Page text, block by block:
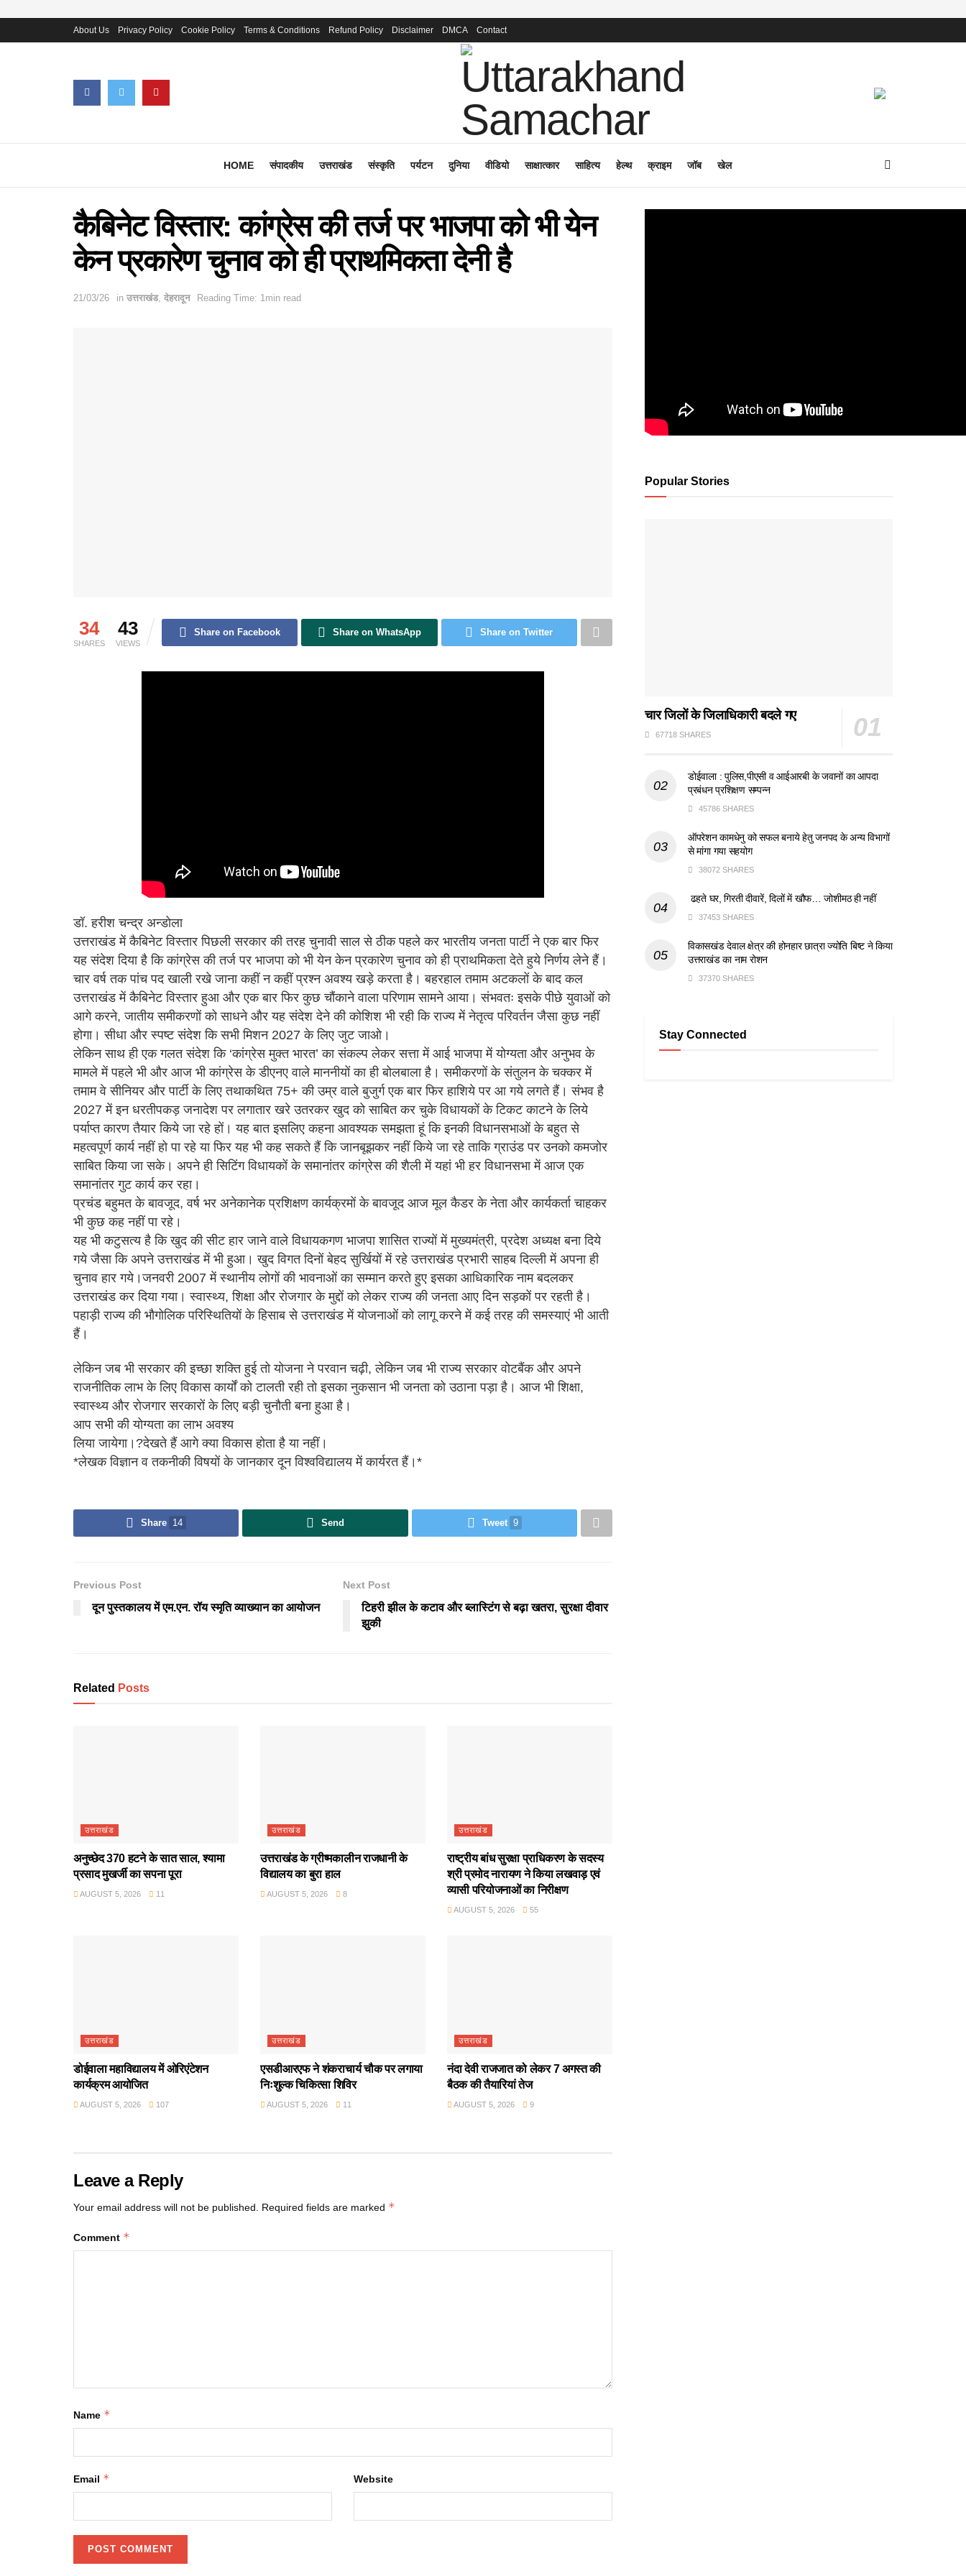
About Us Privacy Policy Cookie Policy Terms & Conditions Refund Policy Disclaimer DMCA Contact
HOME संपादकीय उत्तराखंड संस्कृति पर्यटन दुनिया वीडियो साक्षात्कार साहित्य हेल्थ क्राइम जॉब खेल
कैबिनेट विस्तार: कांग्रेस की तर्ज पर भाजपा को भी येन
केन प्रकारेण चुनाव को ही प्राथमिकता देनी है
21/03/26 in उत्तराखंड, देहरादून Reading Time: 1min read
34
SHARES
43
VIEWS
Share on Facebook Share on WhatsApp Share on Twitter
डॉ. हरीश चन्द्र अन्डोला
उत्तराखंड में कैबिनेट विस्तार पिछली सरकार की तरह चुनावी साल से ठीक पहले कर भारतीय जनता पार्टी ने एक बार फिर
यह संदेश दिया है कि कांग्रेस की तर्ज पर भाजपा को भी येन केन प्रकारेण चुनाव को ही प्राथमिकता देते हुये निर्णय लेने हैं।
चार वर्ष तक पांच पद खाली रखे जाना कहीं न कहीं प्रश्न अवश्य खड़े करता है। बहरहाल तमाम अटकलों के बाद कल
उत्तराखंड में कैबिनेट विस्तार हुआ और एक बार फिर कुछ चौंकाने वाला परिणाम सामने आया। संभवतः इसके पीछे युवाओं को
आगे करने, जातीय समीकरणों को साधने और यह संदेश देने की कोशिश भी रही कि राज्य में नेतृत्व परिवर्तन जैसा कुछ नहीं
होगा। सीधा और स्पष्ट संदेश कि सभी मिशन 2027 के लिए जुट जाओ।
लेकिन साथ ही एक गलत संदेश कि ‘कांग्रेस मुक्त भारत’ का संकल्प लेकर सत्ता में आई भाजपा में योग्यता और अनुभव के
मामले में पहले भी और आज भी कांग्रेस के डीएनए वाले माननीयों का ही बोलबाला है। समीकरणों के संतुलन के चक्कर में
तमाम वे सीनियर और पार्टी के लिए तथाकथित 75+ की उम्र वाले बुजुर्ग एक बार फिर हाशिये पर आ गये लगते हैं। संभव है
2027 में इन धरतीपकड़ जनादेश पर लगातार खरे उतरकर खुद को साबित कर चुके विधायकों के टिकट काटने के लिये
पर्याप्त कारण तैयार किये जा रहे हों। यह बात इसलिए कहना आवश्यक समझता हूं कि इनकी विधानसभाओं के बहुत से
महत्वपूर्ण कार्य नहीं हो पा रहे या फिर यह भी कह सकते हैं कि जानबूझकर नहीं किये जा रहे ताकि ग्राउंड पर उनको कमजोर
साबित किया जा सके। अपने ही सिटिंग विधायकों के समानांतर कांग्रेस की शैली में यहां भी हर विधानसभा में आज एक
समानांतर गुट कार्य कर रहा।
प्रचंड बहुमत के बावजूद, वर्ष भर अनेकानेक प्रशिक्षण कार्यक्रमों के बावजूद आज मूल कैडर के नेता और कार्यकर्ता चाहकर
भी कुछ कह नहीं पा रहे।
यह भी कटुसत्य है कि खुद की सीट हार जाने वाले विधायकगण भाजपा शासित राज्यों में मुख्यमंत्री, प्रदेश अध्यक्ष बना दिये
गये जैसा कि अपने उत्तराखंड में भी हुआ। खुद विगत दिनों बेहद सुर्खियों में रहे उत्तराखंड प्रभारी साहब दिल्ली में अपना ही
चुनाव हार गये।जनवरी 2007 में स्थानीय लोगों की भावनाओं का सम्मान करते हुए इसका आधिकारिक नाम बदलकर
उत्तराखंड कर दिया गया। स्वास्थ्य, शिक्षा और रोजगार के मुद्दों को लेकर राज्य की जनता आए दिन सड़कों पर रहती है।
पहाड़ी राज्य की भौगोलिक परिस्थितियों के हिसाब से उत्तराखंड में योजनाओं को लागू करने में कई तरह की समस्याएं भी आती
हैं।
लेकिन जब भी सरकार की इच्छा शक्ति हुई तो योजना ने परवान चढ़ी, लेकिन जब भी राज्य सरकार वोटबैंक और अपने
राजनीतिक लाभ के लिए विकास कार्यों को टालती रही तो इसका नुकसान भी जनता को उठाना पड़ा है। आज भी शिक्षा,
स्वास्थ्य और रोजगार सरकारों के लिए बड़ी चुनौती बना हुआ है।
आप सभी की योग्यता का लाभ अवश्य
लिया जायेगा।?देखते हैं आगे क्या विकास होता है या नहीं।
*लेखक विज्ञान व तकनीकी विषयों के जानकार दून विश्वविद्यालय में कार्यरत हैं।*
Share 14 Send Tweet 9
Previous Post
दून पुस्तकालय में एम.एन. रॉय स्मृति व्याख्यान का आयोजन
Next Post
टिहरी झील के कटाव और ब्लास्टिंग से बढ़ा खतरा, सुरक्षा दीवार
झुकी
Related Posts
उत्तराखंड
अनुच्छेद 370 हटने के सात साल, श्यामा
प्रसाद मुखर्जी का सपना पूरा
AUGUST 5, 2026 11
उत्तराखंड
उत्तराखंड के ग्रीष्मकालीन राजधानी के
विद्यालय का बुरा हाल
AUGUST 5, 2026 8
उत्तराखंड
राष्ट्रीय बांध सुरक्षा प्राधिकरण के सदस्य
श्री प्रमोद नारायण ने किया लखवाड़ एवं
व्यासी परियोजनाओं का निरीक्षण
AUGUST 5, 2026 55
उत्तराखंड
डोईवाला महाविद्यालय में ओरिएंटेशन
कार्यक्रम आयोजित
AUGUST 5, 2026 107
उत्तराखंड
एसडीआरएफ ने शंकराचार्य चौक पर लगाया
निःशुल्क चिकित्सा शिविर
AUGUST 5, 2026 11
उत्तराखंड
नंदा देवी राजजात को लेकर 7 अगस्त की
बैठक की तैयारियां तेज
AUGUST 5, 2026 9
Leave a Reply
Your email address will not be published. Required fields are marked *
Comment *
Name *
Email * Website
Popular Stories
चार जिलों के जिलाधिकारी बदले गए
67718 SHARES
डोईवाला : पुलिस,पीएसी व आईआरबी के जवानों का आपदा
प्रबंधन प्रशिक्षण सम्पन्न
45786 SHARES
ऑपरेशन कामधेनु को सफल बनाये हेतु जनपद के अन्य विभागों
से मांगा गया सहयोग
38072 SHARES
ढहते घर, गिरती दीवारें, दिलों में खौफ… जोशीमठ ही नहीं
37453 SHARES
विकासखंड देवाल क्षेत्र की होनहार छात्रा ज्योति बिष्ट ने किया
उत्तराखंड का नाम रोशन
37370 SHARES
Stay Connected